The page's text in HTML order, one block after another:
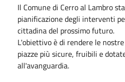
Il Comune di Cerro al Lambro
pianificazione degli interventi
cittadina del prossimo futuro.
L'obiettivo è di rendere le
piazze più sicure, fruibili e
all'avanguardia.